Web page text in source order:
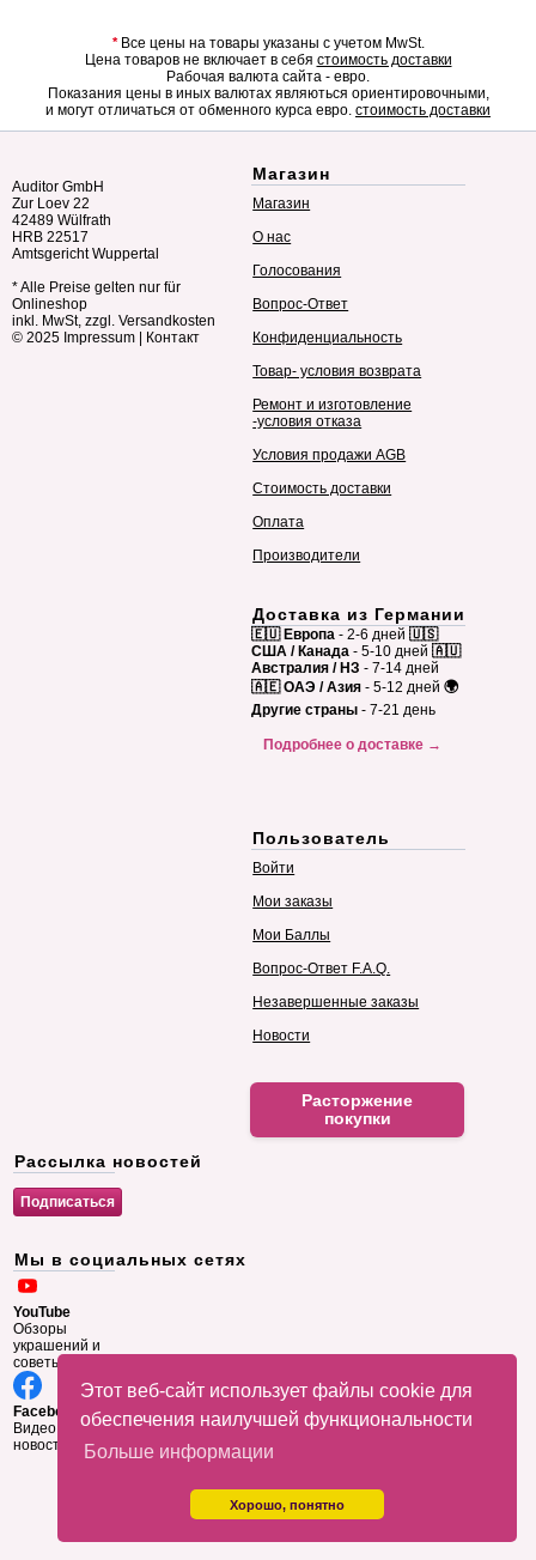
Этот веб-сайт использует файлы cookie для
обеспечения наилучшей функциональности
Больше информации
Хорошо, понятно
*Все цены на товары указаны с учетом MwSt.
Цена товаров не включает в себя стоимость доставки
Рабочая валюта сайта - евро.
Показания цены в иных валютах являються ориентировочными,
и могут отличаться от обменного курса евро. стоимость доставки
Auditor GmbH
Zur Loev 22
42489 Wülfrath
HRB 22517
Amtsgericht Wuppertal
* Alle Preise gelten nur für
Onlineshop
inkl. MwSt, zzgl. Versandkosten
© 2025 Impressum Контакт
Магазин
Магазин
О нас
Голосования
Вопрос-Ответ
Конфиденциальность
Товар- условия возврата
Ремонт и изготовление
-условия отказа
Условия продажи AGB
Стоимость доставки
Оплата
Производители
Доставка из Германии
🇪🇺 Европа - 2-6 дней 🇺🇸
США / Канада - 5-10 дней 🇦🇺
Австралия / НЗ - 7-14 дней
🇦🇪 ОАЭ / Азия - 5-12 дней 🌍
Другие страны - 7-21 день
Подробнее о доставке →
Пользователь
Войти
Мои заказы
Мои Баллы
Вопрос-Ответ F.A.Q.
Незавершенные заказы
Новости
Расторжение
покупки
Рассылка новостей
Мы в социальных сетях
YouTube
Обзоры
украшений и
советы
Facebook
Видео и
новости